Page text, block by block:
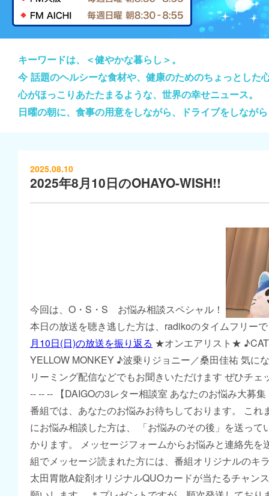
キーワードは、＜健やかな暮らし＞。
今 話題のヘルシーな食材や、健康のためのちょっとし
心がほっこりあたたまるような、世界の幸せニュース。
日曜の朝に、食事の用意をしながら、ドライブをしなが
2025.08.10
2025年8月10日のOHAYO-WISH!!
今回は、O・S・S お悩み相談スペシャル！
本日の放送を聴き逃した方は、radikoのタイムフリー
月10日(日)の放送を振り返る ★オンエアリスト★
YELLOW MONKEY ♪波乗りジョニー／桑田佳祐 気に
リーミング配信などでもお聞きいただけます ぜひチェ
-- -- -- 【DAIGOの3レター相談室 あなたのお悩み大募
番組では、あなたのお悩みお待ちしております。 これ
にお悩み相談した方は、 「お悩みのその後」を送って
かります。 メッセージフォームからお悩みと連絡先を
組でメッセージ読まれた方には、番組オリジナルのキ
太田胃散A錠剤オリジナルQUOカードが当たるチャン